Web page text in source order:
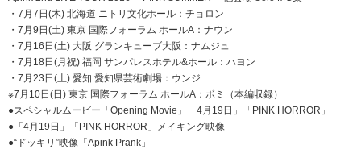
・7月7日(木) 北海道 ニトリ文化ホール：チョロン
・7月9日(土) 東京 国際フォーラム ホールA：ナウン
・7月16日(土) 大阪 グランキューブ大阪：ナムジュ
・7月18日(月祝) 福岡 サンパレスホテル&ホール：ハヨン
・7月23日(土) 愛知 愛知県芸術劇場：ウンジ
※7月10日(日) 東京 国際フォーラム ホールA：ボミ（本編収録）
●スペシャルムービー「Opening Movie」「4月19日」「PINK HORROR」
●「4月19日」「PINK HORROR」メイキング映像
●“ドッキリ”映像「Apink Prank」